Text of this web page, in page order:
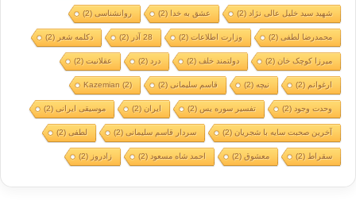
شهید سید خلیل عالی نژاد (2) عشق به خدا (2) روانشناسی(2)
محمدرضا لطفی(2) وزارت اطلاعات(2) 28 آذر (2) دکلمه شعر (2)
میرزا کوچک خان(2) دولتمند خلف(2) درد (2) عقلانیت(2)
ارغوانم (2) نیچه(2) قاسم سلیمانی(2)
Kazemian (2)
وحدت وجود (2) تفسیر سوره یس (2) ایران(2) موسیقی ایرانی(2)
آخرین صحبت سایه با شجریان(2) سردار قاسم سلیمانی(2) لطفی(2)
سقراط (2) معشوق(2) احمد شاه مسعود (2) زادروز (2)